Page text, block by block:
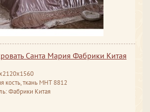
Санта Мария Фабрики Китая
кость, ткань МНТ 8812
Фабрики Китая